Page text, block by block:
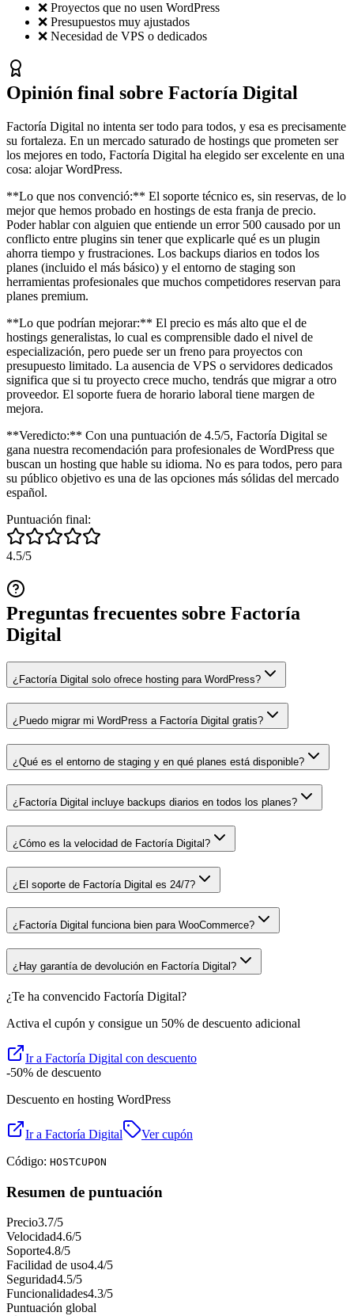
❌ Proyectos que no usen WordPress
❌ Presupuestos muy ajustados
❌ Necesidad de VPS o dedicados
Opinión final sobre Factoría Digital
Factoría Digital no intenta ser todo para todos, y esa es precisamente
su fortaleza. En un mercado saturado de hostings que prometen ser
los mejores en todo, Factoría Digital ha elegido ser excelente en una
cosa: alojar WordPress.
**Lo que nos convenció:** El soporte técnico es, sin reservas, de lo
mejor que hemos probado en hostings de esta franja de precio.
Poder hablar con alguien que entiende un error 500 causado por un
conflicto entre plugins sin tener que explicarle qué es un plugin
ahorra tiempo y frustraciones. Los backups diarios en todos los
planes (incluido el más básico) y el entorno de staging son
herramientas profesionales que muchos competidores reservan para
planes premium.
**Lo que podrían mejorar:** El precio es más alto que el de
hostings generalistas, lo cual es comprensible dado el nivel de
especialización, pero puede ser un freno para proyectos con
presupuesto limitado. La ausencia de VPS o servidores dedicados
significa que si tu proyecto crece mucho, tendrás que migrar a otro
proveedor. El soporte fuera de horario laboral tiene margen de
mejora.
**Veredicto:** Con una puntuación de 4.5/5, Factoría Digital se
gana nuestra recomendación para profesionales de WordPress que
buscan un hosting que hable su idioma. No es para todos, pero para
su público objetivo es una de las opciones más sólidas del mercado
español.
Puntuación final:
4.5/5
Preguntas frecuentes sobre Factoría
Digital
¿Factoría Digital solo ofrece hosting para WordPress?
¿Puedo migrar mi WordPress a Factoría Digital gratis?
¿Qué es el entorno de staging y en qué planes está disponible?
¿Factoría Digital incluye backups diarios en todos los planes?
¿Cómo es la velocidad de Factoría Digital?
¿El soporte de Factoría Digital es 24/7?
¿Factoría Digital funciona bien para WooCommerce?
¿Hay garantía de devolución en Factoría Digital?
¿Te ha convencido Factoría Digital?
Activa el cupón y consigue un 50% de descuento adicional
Ir a Factoría Digital con descuento
-50% de descuento
Descuento en hosting WordPress
Ir a Factoría Digital
Ver cupón
Código: HOSTCUPON
Resumen de puntuación
Precio3.7/5
Velocidad4.6/5
Soporte4.8/5
Facilidad de uso4.4/5
Seguridad4.5/5
Funcionalidades4.3/5
Puntuación global